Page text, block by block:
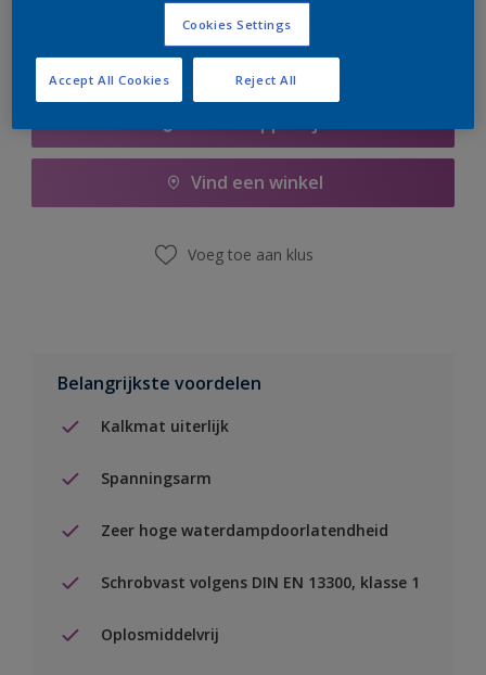
Vind een winkel
Voeg toe aan klus
Belangrijkste voordelen
Kalkmat uiterlijk
Spanningsarm
Zeer hoge waterdampdoorlatendheid
Schrobvast volgens DIN EN 13300, klasse 1
Oplosmiddelvrij
Cookies Settings
Reject All
Accept All Cookies